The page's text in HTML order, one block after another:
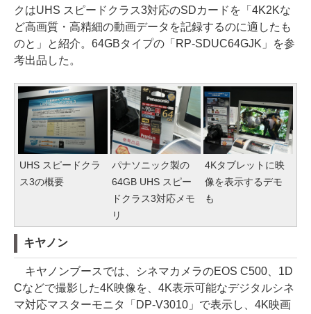
クはUHS スピードクラス3対応のSDカードを「4K2Kな
ど高画質・高精細の動画データを記録するのに適したも
のと」と紹介。64GBタイプの「RP-SDUC64GJK」を参
考出品した。
UHS スピードクラ
ス3の概要
パナソニック製の
64GB UHS スピー
ドクラス3対応メモ
リ
4Kタブレットに映
像を表示するデモ
も
キヤノン
キヤノンブースでは、シネマカメラのEOS C500、1D
Cなどで撮影した4K映像を、4K表示可能なデジタルシネ
マ対応マスターモニタ「DP-V3010」で表示し、4K映画